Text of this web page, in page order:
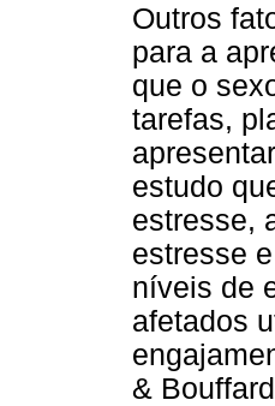
Outros
para a
que o
tarefas,
estudo
estresse,
estresse
níveis de
afetados
&